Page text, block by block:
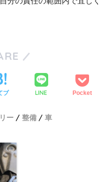
ブ LINE Pocket
ー 整備 車